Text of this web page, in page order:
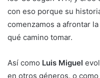
con eso porque su
comenzamos a afrontar
qué camino tomar.
Así como Luis Miguel
en otros géneros, o